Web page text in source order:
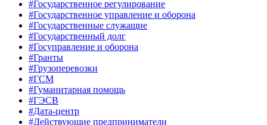
#Государственное регулирование
#Государственное управление и оборона
#Государственные служащие
#Государственный долг
#Госуправление и оборона
#Гранты
#Грузоперевозки
#ГСМ
#Гуманитарная помощь
#ГЭСВ
#Дата-центр
#Действующие предприниматели